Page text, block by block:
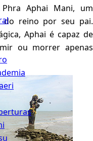
Aphai Mani, um
do reino por seu pai.
Aphai é capaz de
ou morrer apenas